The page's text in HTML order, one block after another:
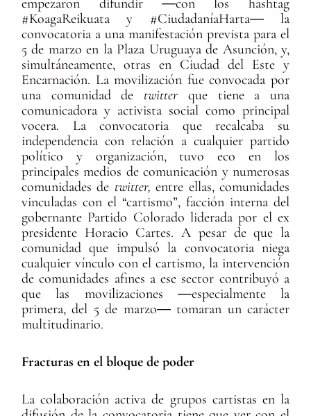
#KoagaReikuata y #CiudadaníaHarta― la
convocatoria a una manifestación prevista para el
5 de marzo en la Plaza Uruguaya de Asunción, y,
simultáneamente, otras en Ciudad del Este y
Encarnación. La movilización fue convocada por
una comunidad de twitter que tiene a una
comunicadora y activista social como principal
vocera. La convocatoria que recalcaba su
independencia con relación a cualquier partido
político y organización, tuvo eco en los
principales medios de comunicación y numerosas
comunidades de twitter, entre ellas, comunidades
vinculadas con el “cartismo”, facción interna del
gobernante Partido Colorado liderada por el ex
presidente Horacio Cartes. A pesar de que la
comunidad que impulsó la convocatoria niega
cualquier vínculo con el cartismo, la intervención
de comunidades afines a ese sector contribuyó a
que las movilizaciones ―especialmente la
primera, del 5 de marzo― tomaran un carácter
multitudinario.
Fracturas en el bloque de poder
La colaboración activa de grupos cartistas en la